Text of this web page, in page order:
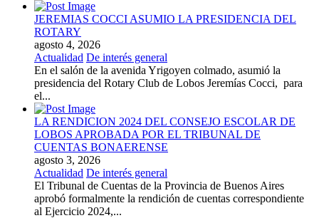
JEREMIAS COCCI ASUMIO LA PRESIDENCIA DEL
ROTARY
agosto 4, 2026
Actualidad De interés general
En el salón de la avenida Yrigoyen colmado, asumió la
presidencia del Rotary Club de Lobos Jeremías Cocci, para
el...
LA RENDICION 2024 DEL CONSEJO ESCOLAR DE
LOBOS APROBADA POR EL TRIBUNAL DE
CUENTAS BONAERENSE
agosto 3, 2026
Actualidad De interés general
El Tribunal de Cuentas de la Provincia de Buenos Aires
aprobó formalmente la rendición de cuentas correspondiente
al Ejercicio 2024,...